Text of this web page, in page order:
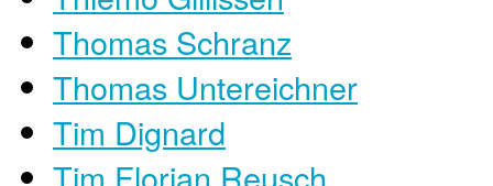
Thomas Schranz
Thomas Untereichner
Tim Dignard
Tim Florian Reusch